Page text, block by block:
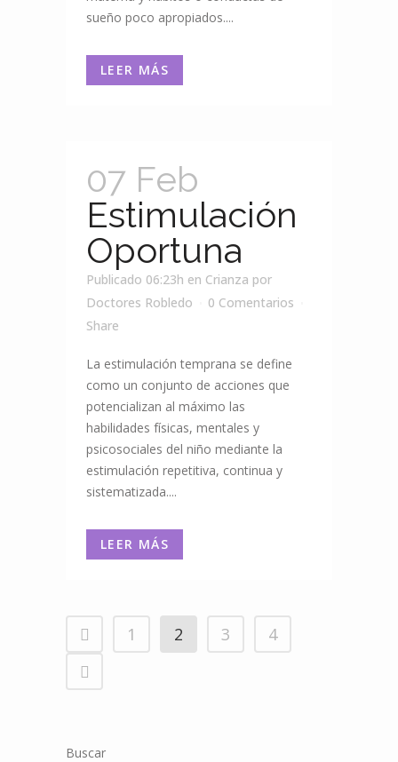
sueño poco apropiados....
LEER MÁS
07 Feb
Estimulación
Oportuna
Publicado 06:23h en Crianza por
Doctores Robledo
0 Comentarios
Share
La estimulación temprana se define
como un conjunto de acciones que
potencializan al máximo las
habilidades físicas, mentales y
psicosociales del niño mediante la
estimulación repetitiva, continua y
sistematizada....
LEER MÁS
1 2 3 4
Buscar